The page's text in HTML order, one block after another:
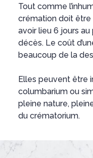
Tout comme
crémation doit
avoir lieu 6 jours
décès. Le coût
beaucoup de la
Elles peuvent être
columbarium ou
pleine nature,
du crématorium.